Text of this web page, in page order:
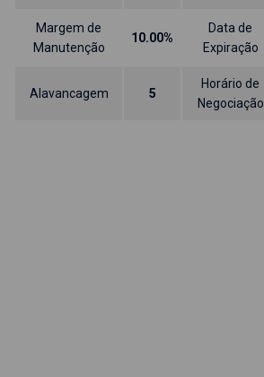
Margem de
Manutenção
10.00%
Data de
Expiração
Alavancagem 5
Horário de
Negociação